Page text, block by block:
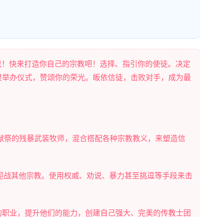
快来打造你自己的宗教吧！选择、指引你的使徒。决定
办仪式，赞颂你的荣光。皈依信徒，击败对手，成为最
的残暴武装牧师，混合搭配各种宗教教义，来塑造信
其他宗教。使用权威、劝说、暴力甚至挑逗等手段来击
业，提升他们的能力，创建自己强大、完美的传教士团